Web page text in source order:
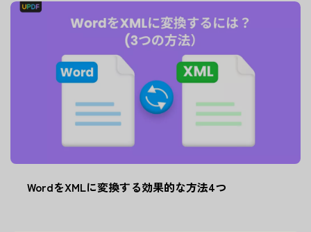
WordをXMLに変換する効果的な方法4つ